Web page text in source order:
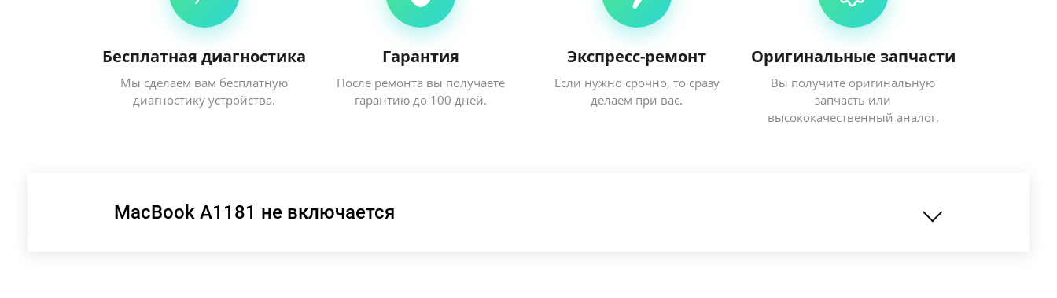
Бесплатная диагностика
Мы сделаем вам бесплатную
диагностику устройства.
Гарантия
После ремонта вы получаете
гарантию до 100 дней.
Экспресс-ремонт
Если нужно срочно, то сразу
делаем при вас.
Оригинальные запчасти
Вы получите оригинальную
запчасть или
высококачественный аналог.
MacBook A1181 не включается